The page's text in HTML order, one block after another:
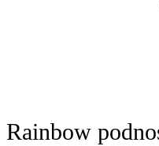
Rainbow